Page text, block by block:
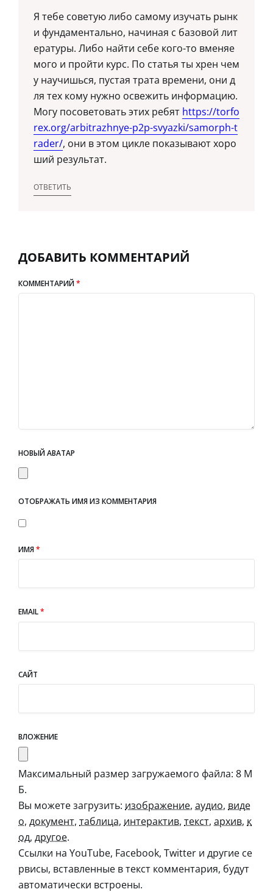
Я тебе советую либо самому изучать рынк
и фундаментально, начиная с базовой лит
ературы. Либо найти себе кого-то вменяе
мого и пройти курс. По статья ты хрен чем
у научишься, пустая трата времени, они д
ля тех кому нужно освежить информацию.
Могу посоветовать этих ребят https://torfo
rex.org/arbitrazhnye-p2p-svyazki/samorph-t
rader/, они в этом цикле показывают хоро
ший результат.
ОТВЕТИТЬ
ДОБАВИТЬ КОММЕНТАРИЙ
КОММЕНТАРИЙ*
НОВЫЙ АВАТАР
ОТОБРАЖАТЬ ИМЯ ИЗ КОММЕНТАРИЯ
ИМЯ*
EMAIL*
САЙТ
ВЛОЖЕНИЕ
Максимальный размер загружаемого файла: 8 М
Б.
Вы можете загрузить: изображение, аудио, виде
о, документ, таблица, интерактив, текст, архив, к
од, другое.
Ссылки на YouTube, Facebook, Twitter и другие се
рвисы, вставленные в текст комментария, будут
автоматически встроены.